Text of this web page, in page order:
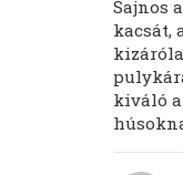
Sajnos
kacsát,
kiváló